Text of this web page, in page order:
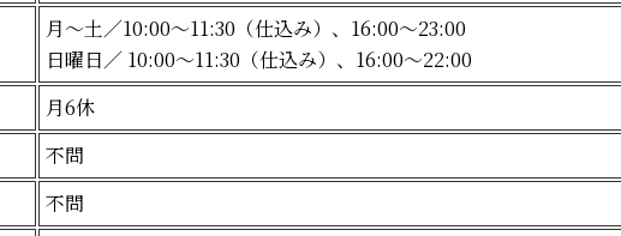
月〜土／10:00〜11:30（仕込み）、16:00〜23:00
日曜日／ 10:00〜11:30（仕込み）、16:00〜22:00
月6休
不問
不問